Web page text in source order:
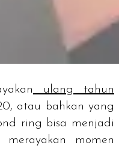
ulang tahun
atau bahkan yang
ring bisa menjadi
momen